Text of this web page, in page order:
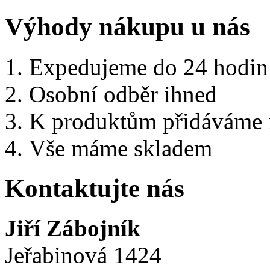
Výhody nákupu u nás
Expedujeme do 24 hodin
Osobní odběr ihned
K produktům
Vše máme skladem
Kontaktujte nás
Jiří Zábojník
Jeřabinová 1424